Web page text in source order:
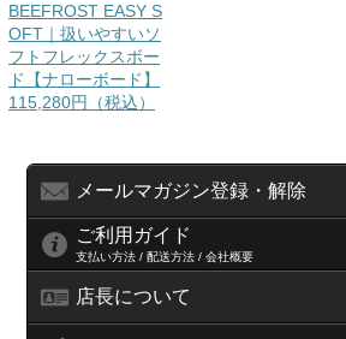
BEEFROST EASY S
OFT｜扱いやすいソ
フトフレックスボー
ド【ナローボード】
115,280円（税込）
メールマガジン登録・解除
ご利用ガイド
支払い方法 / 配送方法 / 会社概要
店長について